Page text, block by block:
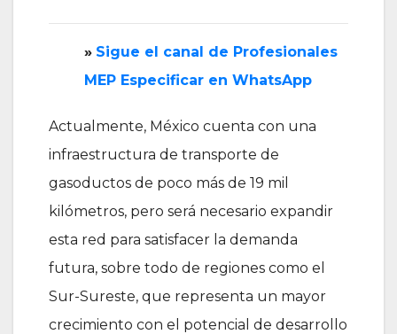
» ‎Sigue el canal de Profesionales
MEP Especificar en WhatsApp
Actualmente, México cuenta con una
infraestructura de transporte de
gasoductos de poco más de 19 mil
kilómetros, pero será necesario expandir
esta red para satisfacer la demanda
futura, sobre todo de regiones como el
Sur-Sureste, que representa un mayor
crecimiento con el potencial de desarrollo